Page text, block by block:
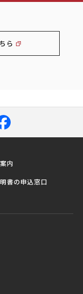
ら
内
書の申込窓口